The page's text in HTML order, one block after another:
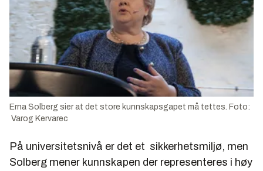
Erna Solberg sier at det store kunnskapsgapet må tettes. Foto:
Varog Kervarec
På universitetsnivå er det et sikkerhetsmiljø, men
Solberg mener kunnskapen der representeres i høy